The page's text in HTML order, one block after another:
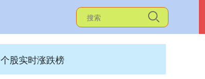
个股实时涨跌榜